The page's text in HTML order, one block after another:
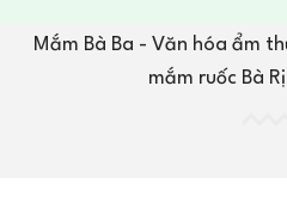
Mắm Bà Ba - Văn hóa ẩm
mắm ruốc Bà